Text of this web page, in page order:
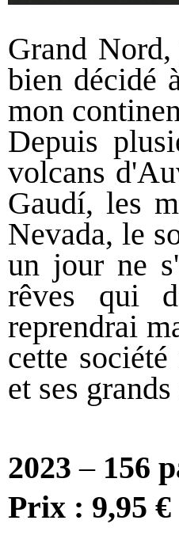
Grand
bien décidé
mon
Depuis
volcans
Gaudí, les
Nevada, le
un jour ne
rêves qui
reprendrai
cette
et ses
2023 – 156
Prix : 9,95 €